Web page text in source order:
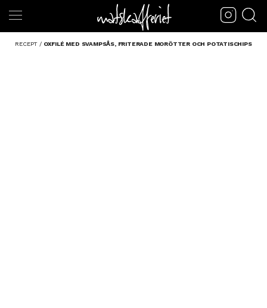
RECEPT / OXFILÉ MED SVAMPSÅS, FRITERADE MORÖTTER OCH POTATISCHIPS